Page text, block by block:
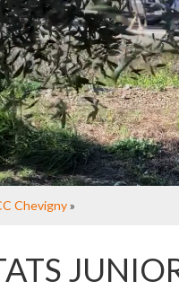
Chevigny»